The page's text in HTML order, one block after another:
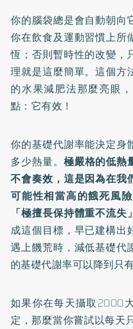
你的腦袋總是會自動朝向
你在飲食及運動習慣上所
恆；否則暫時性的改變，
理就是這麼簡單。這個方
的水果減肥法那麼亮眼
點：它有效！
你的基礎代謝率能決定身
多少熱量。 極嚴格的低熱
不會奏效，這是因為在我
可能性相當高的餓死風
「極擅長保持體重不流失
成這個目標，早已建構出
遇上饑荒時，減低基礎代
的基礎代謝率可以降到只
如果你在每天攝取2000
定，那麼當你嘗試以每天